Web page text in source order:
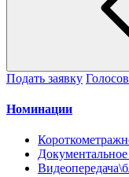
Подать заявку
Номинации